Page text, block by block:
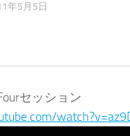
年5月5日
セッション